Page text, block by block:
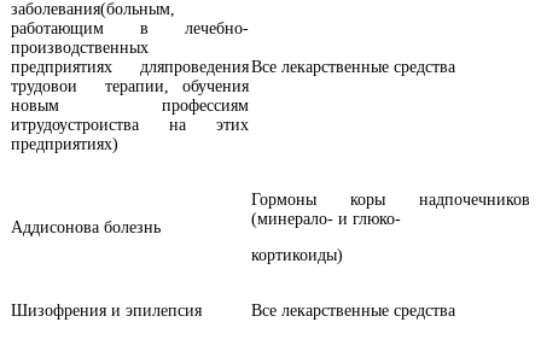
заболевания(больным,
работающим в лечебно-
производственных
предприятиях дляпроведения
трудовои терапии, обучения
новым профессиям
итрудоустроиства на этих
предприятиях)
Все лекарственные средства
Аддисонова болезнь
Гормоны коры надпочечников
(минерало- и глюко-
кортикоиды)
Шизофрения и эпилепсия Все лекарственные средства